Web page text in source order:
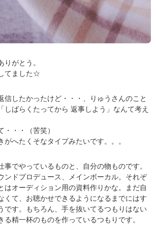
りがとう。
てました☆
信したかったけど・・・、りゅうさんのこと
しばらくたってから 返事しよう」なんて考え
・・・（苦笑）
がへたくそなタイプみたいです。。。
事でやっているものと、自分の物ものです。
ンドプロデュース、メインボーカル。それぞ
はオーディション用の資料作りかな。まだ自
くて、お聴かせできるようになるまでにはす
です。もちろん、手を抜いてるつもりはない
る精一杯のものを作っているつもりです。